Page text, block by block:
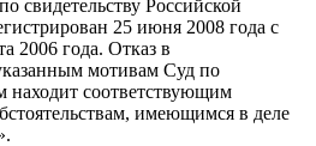
свидетельству Российской
25 июня 2008 года с
2006 года. Отказ в
мотивам Суд по
находит соответствующим
имеющимся в деле